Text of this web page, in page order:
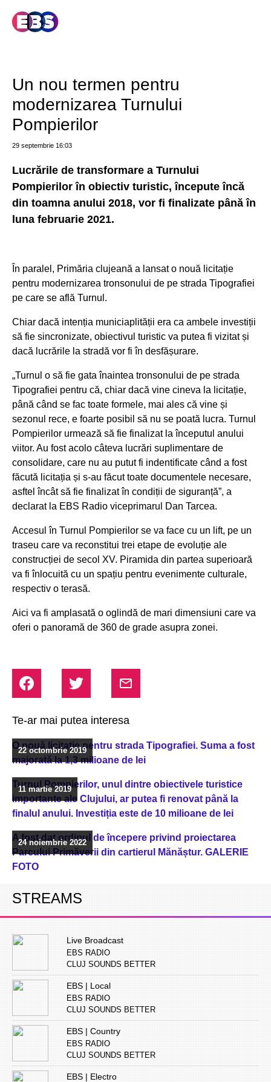
Un nou termen pentru
modernizarea Turnului
Pompierilor
29 septembrie 16:03
Lucrările de transformare a Turnului
Pompierilor în obiectiv turistic, începute încă
din toamna anului 2018, vor fi finalizate până în
luna februarie 2021.
În paralel, Primăria clujeană a lansat o nouă licitație
pentru modernizarea tronsonului de pe strada Tipografiei
pe care se află Turnul.
Chiar dacă intenția municiaplității era ca ambele investiții
să fie sincronizate, obiectivul turistic va putea fi vizitat și
dacă lucrările la stradă vor fi în desfășurare.
„Turnul o să fie gata înaintea tronsonului de pe strada
Tipografiei pentru că, chiar dacă vine cineva la licitație,
până când se fac toate formele, mai ales că vine și
sezonul rece, e foarte posibil să nu se poată lucra. Turnul
Pompierilor urmează să fie finalizat la începutul anului
viitor. Au fost acolo câteva lucrări suplimentare de
consolidare, care nu au putut fi indentificate când a fost
făcută licitația și s-au făcut toate documentele necesare,
asftel încât să fie finalizat în condiții de siguranță”, a
declarat la EBS Radio viceprimarul Dan Tarcea.
Accesul în Turnul Pompierilor se va face cu un lift, pe un
traseu care va reconstitui trei etape de evoluție ale
construcției de secol XV. Piramida din partea superioară
va fi înlocuită cu un spațiu pentru evenimente culturale,
respectiv o terasă.
Aici va fi amplasată o oglindă de mari dimensiuni care va
oferi o panoramă de 360 de grade asupra zonei.
Te-ar mai putea interesa
O nouă licitație pentru strada Tipografiei. Suma a fost
majorată la 1,3 milioane de lei
22 octombrie 2019
Turnul Pompierilor, unul dintre obiectivele turistice
importante ale Clujului, ar putea fi renovat până la
finalul anului. Investiția este de 10 milioane de lei
11 martie 2019
A fost dat ordinul de începere privind proiectarea
Parcului Primăverii din cartierul Mănăștur. GALERIE
FOTO
24 noiembrie 2022
STREAMS
Live Broadcast
EBS RADIO
CLUJ SOUNDS BETTER
EBS | Local
EBS RADIO
CLUJ SOUNDS BETTER
EBS | Country
EBS RADIO
CLUJ SOUNDS BETTER
EBS | Electro